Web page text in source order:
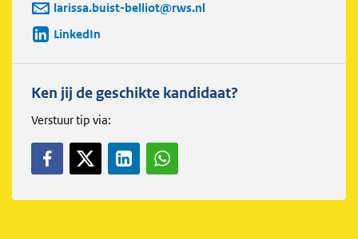
larissa.buist-belliot@rws.nl
LinkedIn
Ken jij de geschikte kandidaat?
Verstuur tip via: